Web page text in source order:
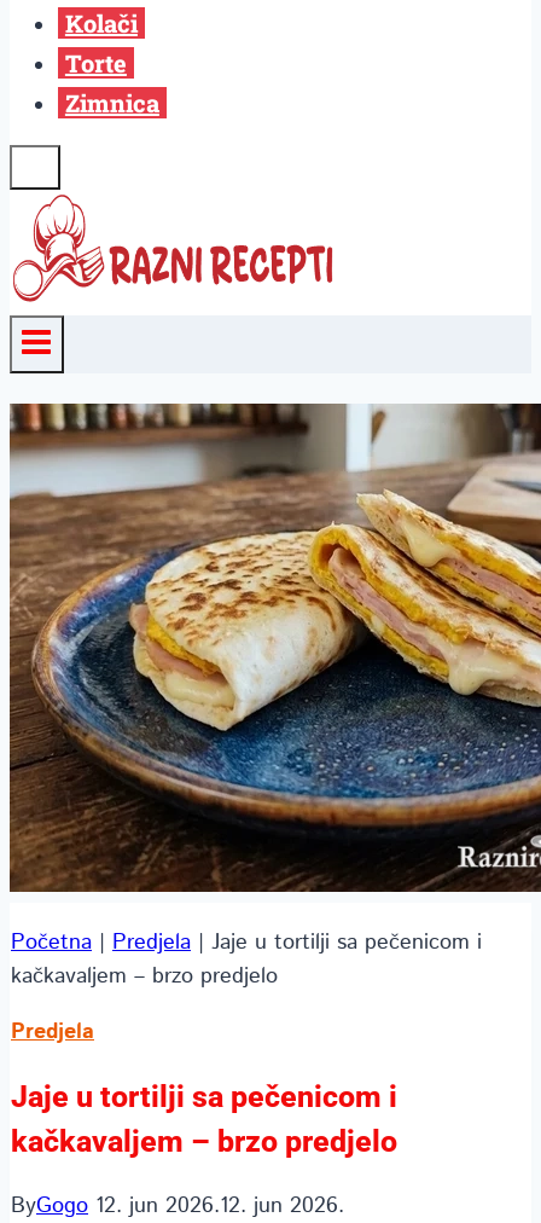
Kolači
Torte
Zimnica
Početna | Predjela | Jaje u tortilji sa pečenicom i
kačkavaljem – brzo predjelo
Predjela
Jaje u tortilji sa pečenicom i
kačkavaljem – brzo predjelo
ByGogo 12. jun 2026.12. jun 2026.